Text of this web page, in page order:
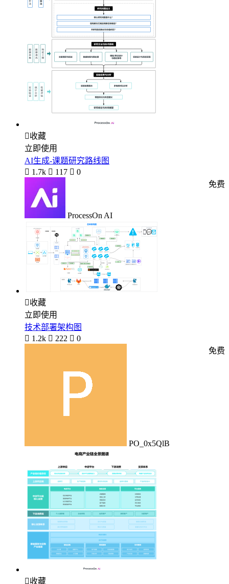
收藏
立即使用
AI生成-课题研究路线图
 1.7k  117  0
ProcessOn AI
免费
收藏
立即使用
技术部署架构图
 1.2k  222  0
PO_0x5QlB
免费
收藏